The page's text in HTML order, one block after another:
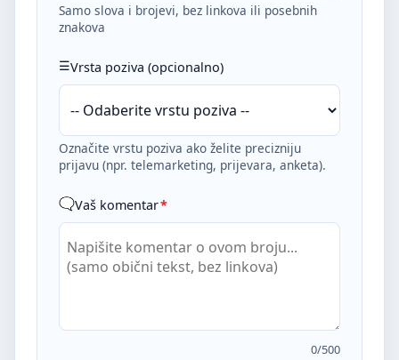
Samo slova i brojevi, bez linkova ili posebnih
znakova
Vrsta poziva (opcionalno)
Označite vrstu poziva ako želite precizniju
prijavu (npr. telemarketing, prijevara, anketa).
Vaš komentar*
0/500